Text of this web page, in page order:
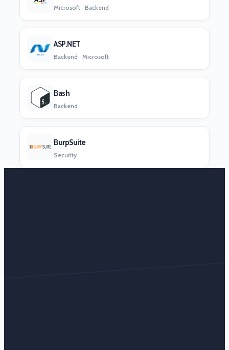
Microsoft · Backend
ASP.NET
Backend · Microsoft
Bash
Backend
BurpSuite
Security